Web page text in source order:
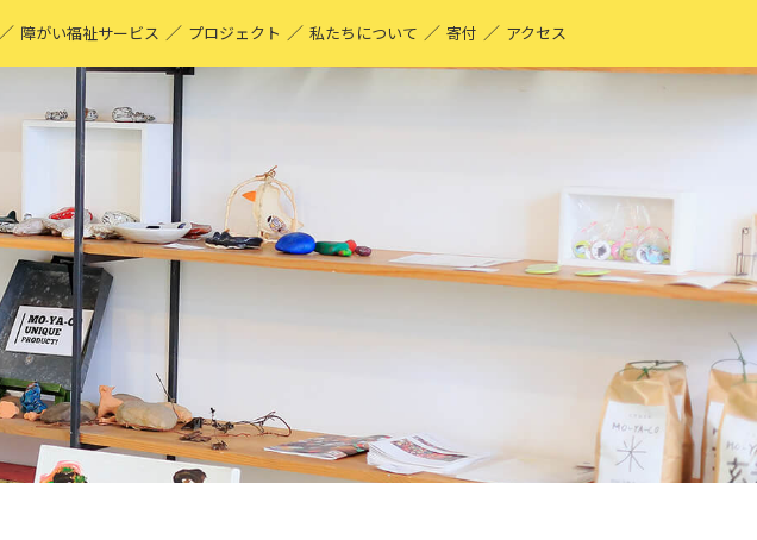
／ 障がい福祉サービス ／ プロジェクト
MO-YA-CO UNIQUE PRODUCT！
アーティストページ
MO-YA-CO キフ
／ 私たちについて ／ 寄付 ／ アクセス